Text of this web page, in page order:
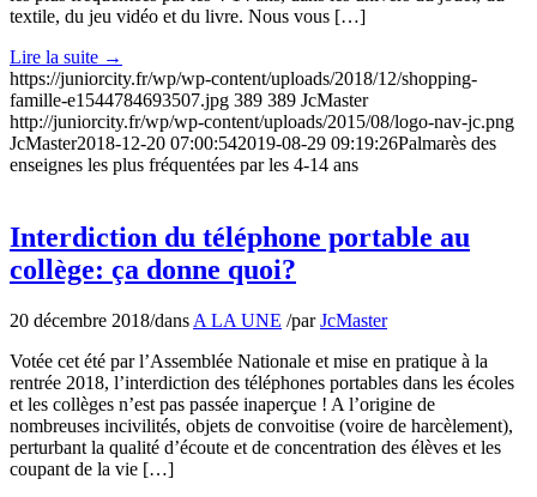
textile, du jeu vidéo et du livre. Nous vous […]
Lire la suite →
https://juniorcity.fr/wp/wp-content/uploads/2018/12/shopping-
famille-e1544784693507.jpg 389 389 JcMaster
http://juniorcity.fr/wp/wp-content/uploads/2015/08/logo-nav-jc.png
JcMaster2018-12-20 07:00:542019-08-29 09:19:26Palmarès des
enseignes les plus fréquentées par les 4-14 ans
Interdiction du téléphone portable au
collège: ça donne quoi?
20 décembre 2018/dans A LA UNE /parJcMaster
Votée cet été par l’Assemblée Nationale et mise en pratique à la
rentrée 2018, l’interdiction des téléphones portables dans les écoles
et les collèges n’est pas passée inaperçue ! A l’origine de
nombreuses incivilités, objets de convoitise (voire de harcèlement),
perturbant la qualité d’écoute et de concentration des élèves et les
coupant de la vie […]